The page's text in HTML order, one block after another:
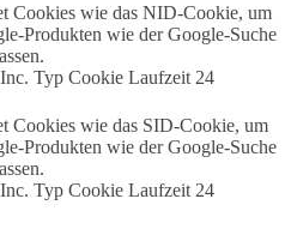
Cookies wie das NID-Cookie, um
Produkten wie der Google-Suche
Typ Cookie Laufzeit 24
Cookies wie das SID-Cookie, um
Produkten wie der Google-Suche
Typ Cookie Laufzeit 24